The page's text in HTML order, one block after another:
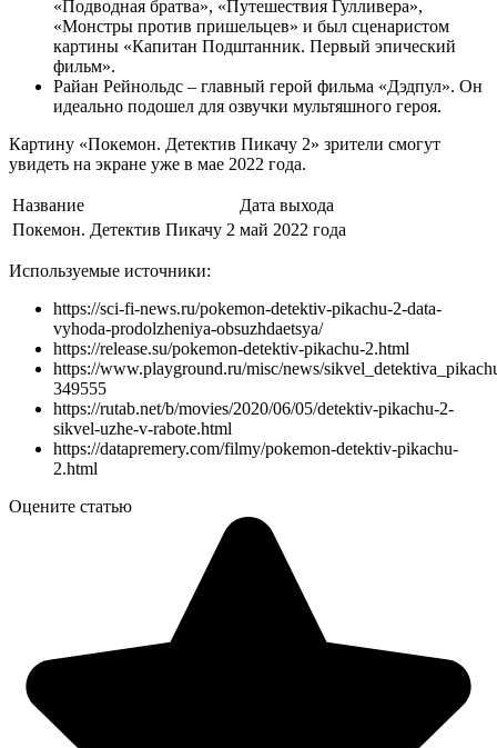
«Подводная братва», «Путешествия Гулливера»,
«Монстры против пришельцев» и был сценаристом
картины «Капитан Подштанник. Первый эпический
фильм».
Райан Рейнольдс – главный герой фильма «Дэдпул». Он
идеально подошел для озвучки мультяшного героя.
Картину «Покемон. Детектив Пикачу 2» зрители смогут
увидеть на экране уже в мае 2022 года.
Название
Дата выхода
Покемон. Детектив Пикачу 2 май 2022 года
Используемые источники:
https://sci-fi-news.ru/pokemon-detektiv-pikachu-2-data-
vyhoda-prodolzheniya-obsuzhdaetsya/
https://release.su/pokemon-detektiv-pikachu-2.html
https://www.playground.ru/misc/news/
349555
https://rutab.net/b/movies/2020/06/05/detektiv-pikachu-2-
sikvel-uzhe-v-rabote.html
https://datapremery.com/filmy/pokemon-detektiv-pikachu-
2.html
Оцените статью